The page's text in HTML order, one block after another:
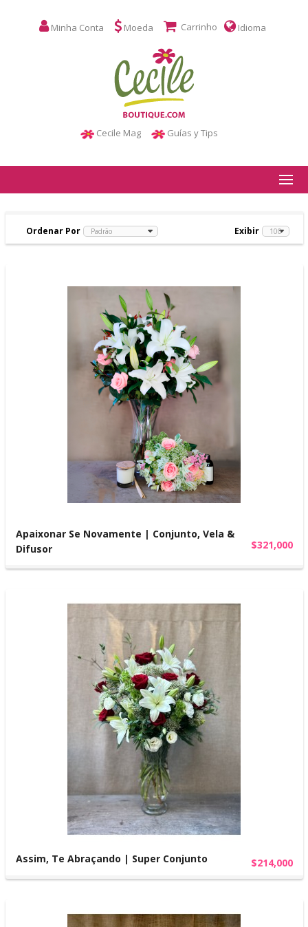
Minha Conta Moeda Carrinho Idioma
Cecile Mag Guías y Tips
Ordenar Por Exibir
Apaixonar Se Novamente | Conjunto, Vela &
Difusor
$321,000
Assim, Te Abraçando | Super Conjunto $214,000